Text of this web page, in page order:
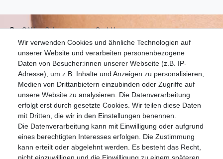
Wir verwenden Cookies und ähnliche Technologien auf
unserer Website und verarbeiten personenbezogene
Daten von Besucher:innen unserer Webseite (z.B. IP-
Adresse), um z.B. Inhalte und Anzeigen zu personalisieren,
Medien von Drittanbietern einzubinden oder Zugriffe auf
unsere Website zu analysieren. Die Datenverarbeitung
erfolgt erst durch gesetzte Cookies. Wir teilen diese Daten
mit Dritten, die wir in den Einstellungen benennen.
Die Datenverarbeitung kann mit Einwilligung oder aufgrund
eines berechtigten Interesses erfolgen. Die Zustimmung
kann erteilt oder abgelehnt werden. Es besteht das Recht,
S.W.w. Schmuckwaren GmbH
07051-9608828
info@schmuckador.de
Montag bis Freitag 8.30 – 12.00 Uhr und 13.30 bis 17.30 Uhr
Widerrufs­recht Widerrufs­formular Impressum
Daten­schutz­erklärung AGB